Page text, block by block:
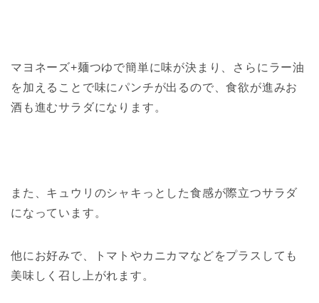
マヨネーズ+麺つゆで簡単に味が決まり、さらにラー油
を加えることで味にパンチが出るので、食欲が進みお
酒も進むサラダになります。
また、キュウリのシャキっとした食感が際立つサラダ
になっています。
他にお好みで、トマトやカニカマなどをプラスしても
美味しく召し上がれます。